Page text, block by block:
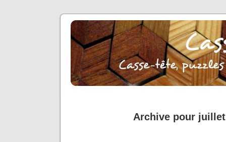
Archive pour juillet